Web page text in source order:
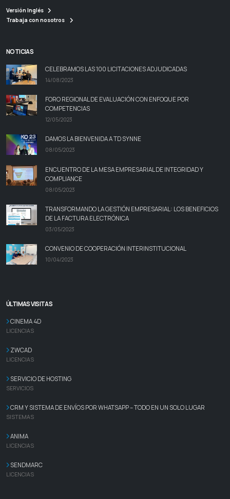
Versión Inglés
Trabaja con nosotros
NOTICIAS
CELEBRAMOS LAS 100 LICITACIONES ADJUDICADAS
14/08/2023
FORO REGIONAL DE EVALUACIÓN CON ENFOQUE POR
COMPETENCIAS
12/05/2023
DAMOS LA BIENVENIDA A TD SYNNE
08/05/2023
ENCUENTRO DE LA MESA EMPRESARIAL DE INTEGRIDAD Y
COMPLIANCE
08/05/2023
TRANSFORMANDO LA GESTIÓN EMPRESARIAL: LOS BENEFICIOS
DE LA FACTURA ELECTRÓNICA
03/05/2023
CONVENIO DE COOPERACIÓN INTERINSTITUCIONAL
10/04/2023
ÚLTIMAS VISITAS
CINEMA 4D
LICENCIAS
ZWCAD
LICENCIAS
SERVICIO DE HOSTING
SERVICIOS
CRM Y SISTEMA DE ENVÍOS POR WHATSAPP – TODO EN UN SOLO LUGAR
SISTEMAS
ANIMA
LICENCIAS
SENDMARC
LICENCIAS